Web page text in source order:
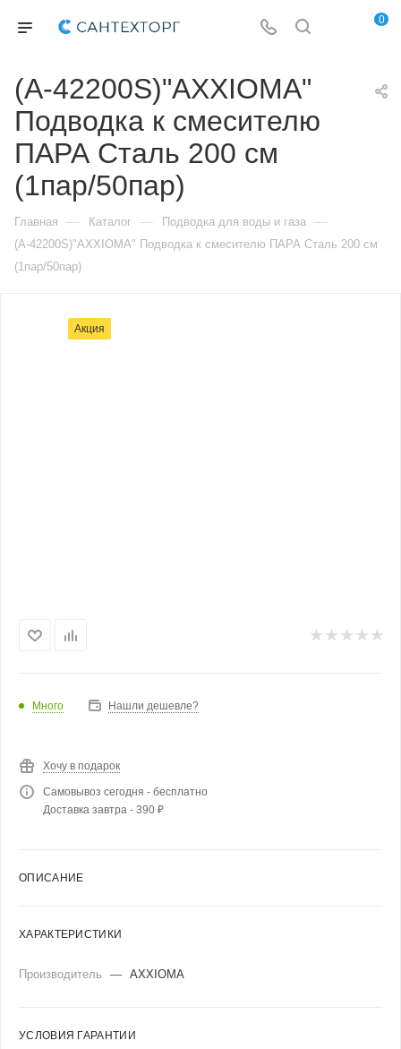
0
(А-42200S)"AXXIOMA"
Подводка к смесителю
ПАРА Сталь 200 см
(1пар/50пар)
Главная — Каталог — Подводка для воды и газа —
(А-42200S)"AXXIOMA" Подводка к смесителю ПАРА Сталь 200 см
(1пар/50пар)
Акция
Много Нашли дешевле?
Хочу в подарок
Самовывоз сегодня - бесплатно
Доставка завтра - 390 ₽
ОПИСАНИЕ
ХАРАКТЕРИСТИКИ
Производитель — AXXIOMA
УСЛОВИЯ ГАРАНТИИ